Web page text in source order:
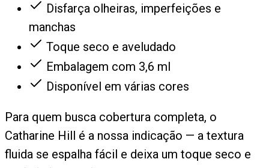
Disfarça olheiras, imperfeições e
manchas
Toque seco e aveludado
Embalagem com 3,6 ml
Disponível em várias cores
Para quem busca cobertura completa, o
Catharine Hill é a nossa indicação — a textura
fluida se espalha fácil e deixa um toque seco e